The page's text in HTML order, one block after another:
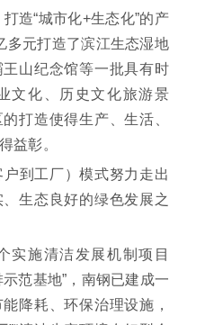
打造“城市化+生态化”的产
多元打造了滨江生态湿地
山纪念馆等一批具有时
文化、历史文化旅游景
打造使得生产、生活、
益彰。
到工厂）模式努力走出
生态良好的绿色发展之
实施清洁发展机制项目
范基地”，南钢已建成一
降耗、环保治理设施，